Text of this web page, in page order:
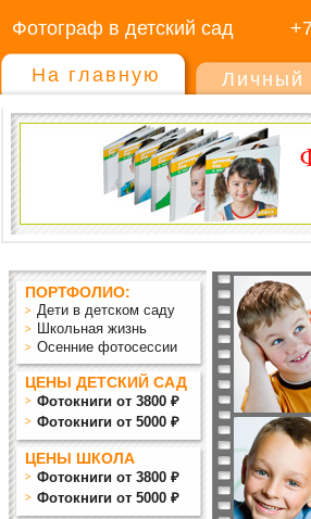
Фотограф в детский сад
На главную Личный
ПОРТФОЛИО:
Дети в детском саду
Школьная жизнь
Осенние фотосессии
ЦЕНЫ ДЕТСКИЙ САД
Фотокниги от 3800 ₽
Фотокниги от 5000 ₽
ЦЕНЫ ШКОЛА
Фотокниги от 3800 ₽
Фотокниги от 5000 ₽